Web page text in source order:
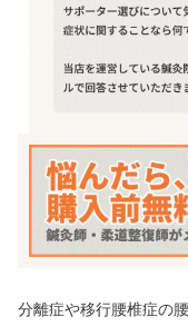
分離症や移行腰椎症の